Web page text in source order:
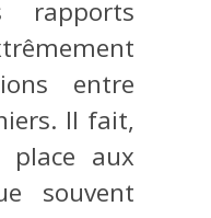
rapports
entre
Il fait,
aux
souvent